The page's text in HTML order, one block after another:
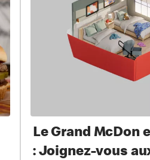
Le Grand McDon
: Joignez-vous